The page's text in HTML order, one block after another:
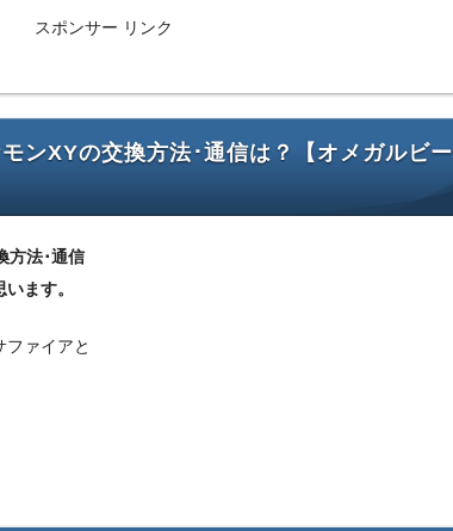
スポンサー リンク
ンXYの交換方法･通信は？【オメガルビー
方法･通信
ます。
ァイアと